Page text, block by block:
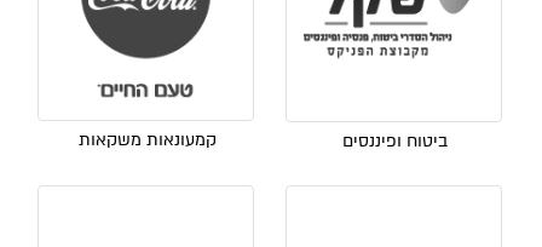
ביטוח ופיננסים קמעונאות משקאות